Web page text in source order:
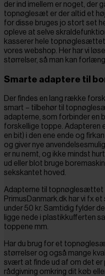
der ind imellem er noget, der
topnøglesæt er der altid et
for disse bruges jo stort set
opleve at selve
kasserer hele
vores webshop. Her har vi
størrelser, så man kan
Smarte adaptere til
Der findes en lang række
smart – tilbehør til
adapterne, som forbinder en
forskellige toppe. Adapteren
en bit) i den ene ende og
og giver nye
er nu nemt, og ikke mindst
ud eller blot bruge
sekskantet hoved.
Adapterne til topnøglesættet
PrimusDanmark.dk har vi fx
under 50 kr. Samtidig fylder
ligge nede i plastikkufferten
toppene mm.
Har du brug for et
størrelser og også mange
svært at finde ud af om det er
rådgivning omkring dit køb